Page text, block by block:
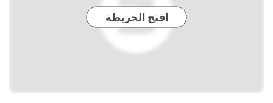
افتح الخريطة